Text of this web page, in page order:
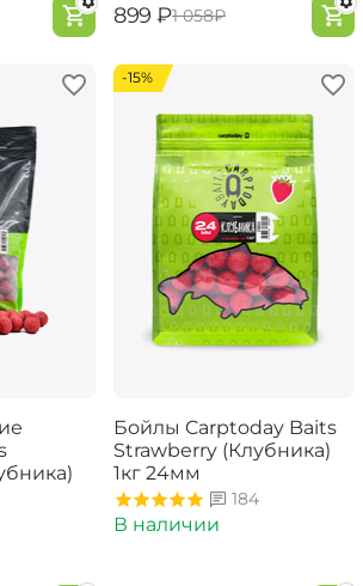
‍899‍ ₽‍1 058‍₽
-15%
Бойлы Carptoday Baits
Strawberry (Клубника)
1кг 24мм
184
В наличии